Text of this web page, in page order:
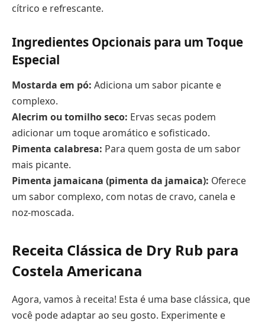
cítrico e refrescante.
Ingredientes Opcionais para um Toque
Especial
Mostarda em pó: Adiciona um sabor picante e
complexo.
Alecrim ou tomilho seco: Ervas secas podem
adicionar um toque aromático e sofisticado.
Pimenta calabresa: Para quem gosta de um sabor
mais picante.
Pimenta jamaicana (pimenta da jamaica): Oferece
um sabor complexo, com notas de cravo, canela e
noz-moscada.
Receita Clássica de Dry Rub para
Costela Americana
Agora, vamos à receita! Esta é uma base clássica, que
você pode adaptar ao seu gosto. Experimente e